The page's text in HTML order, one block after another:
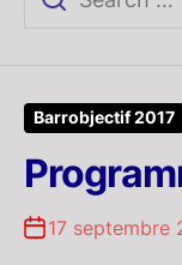
Barrobjectif 2017
17 septembre